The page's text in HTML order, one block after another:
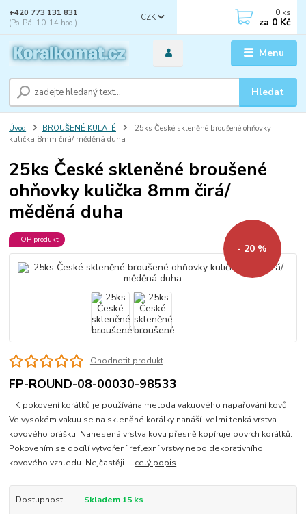
Menu
CZK
Hledat
+420 773 131 831
(Po-Pá, 10-14 hod.)
0 ks
za 0 Kč
Úvod BROUŠENÉ KULATÉ
25ks České skleněné broušené ohňovky
kulička 8mm čirá/ měděná duha
25ks České skleněné broušené
ohňovky kulička 8mm čirá/
měděná duha
TOP produkt
- 20 %
Ohodnotit produkt
FP-ROUND-08-00030-98533
K pokovení korálků je používána metoda vakuového napařování kovů.
Ve vysokém vakuu se na skleněné korálky nanáší velmi tenká vrstva
kovového prášku. Nanesená vrstva kovu přesně kopíruje povrch korálků.
Pokovením se docílí vytvoření reflexní vrstvy nebo dekorativního
kovového vzhledu. Nejčastěji ... celý popis
Dostupnost
Skladem 15 ks